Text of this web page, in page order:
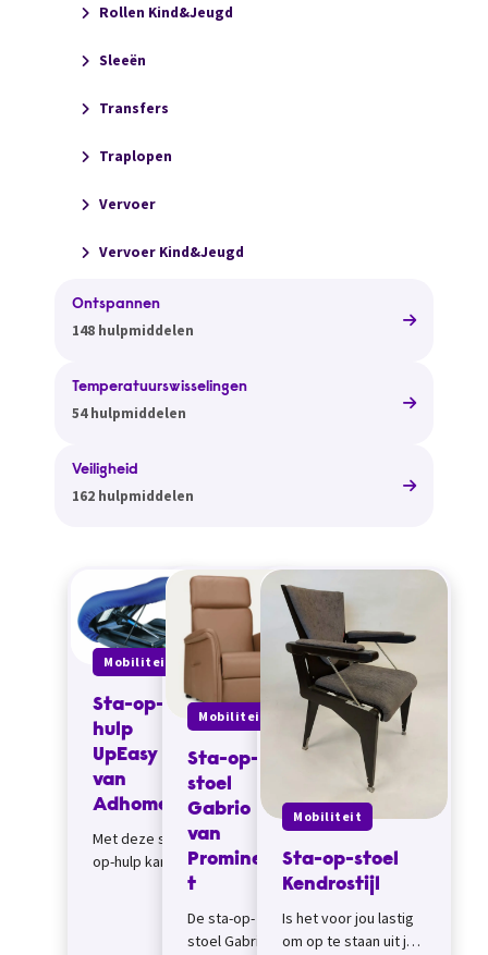
Rollen Kind&Jeugd
Sleeën
Transfers
Traplopen
Vervoer
Vervoer Kind&Jeugd
Ontspannen
148 hulpmiddelen
Temperatuurswisselingen
54 hulpmiddelen
Veiligheid
162 hulpmiddelen
Mobiliteit
Sta-op-
hulp
UpEasy
van
Adhome
Met deze sta-
op-hulp kan je
Mobiliteit
Sta-op-
stoel
Gabrio
van
Prominen
t
De sta-op-
stoel Gabrio
Mobiliteit
Sta-op-stoel
Kendrostijl
Is het voor jou lastig
om op te staan uit je